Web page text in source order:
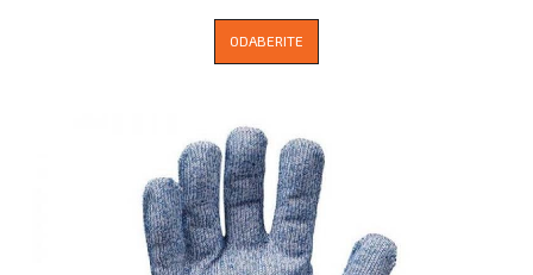
ODABERITE